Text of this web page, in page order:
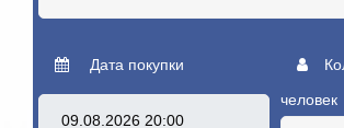
Дата покупки
человек